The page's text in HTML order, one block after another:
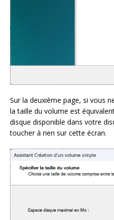
Sur la deuxième page, si vous
la taille du volume est
disque disponible dans votre
toucher à rien sur cette écran.